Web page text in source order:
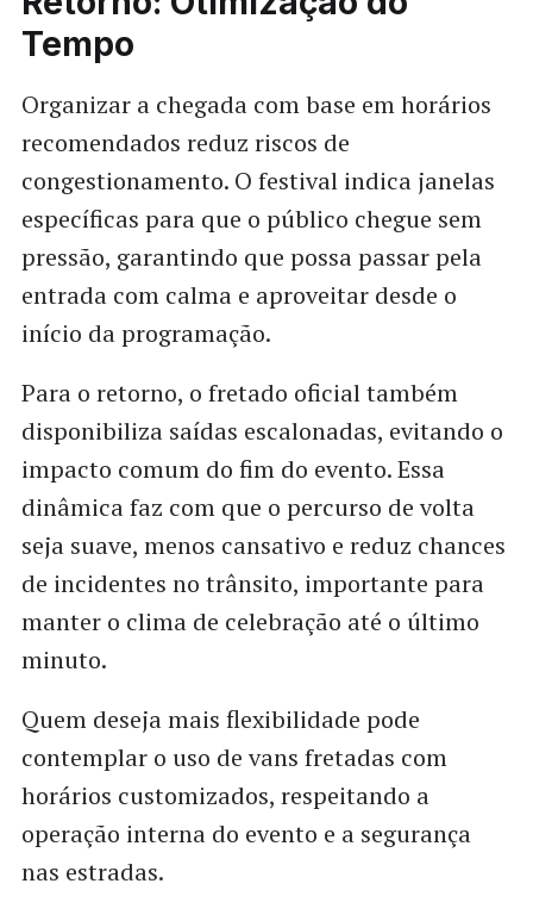
Tempo
Organizar a chegada com base em horários
recomendados reduz riscos de
congestionamento. O festival indica janelas
específicas para que o público chegue sem
pressão, garantindo que possa passar pela
entrada com calma e aproveitar desde o
início da programação.
Para o retorno, o fretado oficial também
disponibiliza saídas escalonadas, evitando o
impacto comum do fim do evento. Essa
dinâmica faz com que o percurso de volta
seja suave, menos cansativo e reduz chances
de incidentes no trânsito, importante para
manter o clima de celebração até o último
minuto.
Quem deseja mais flexibilidade pode
contemplar o uso de vans fretadas com
horários customizados, respeitando a
operação interna do evento e a segurança
nas estradas.